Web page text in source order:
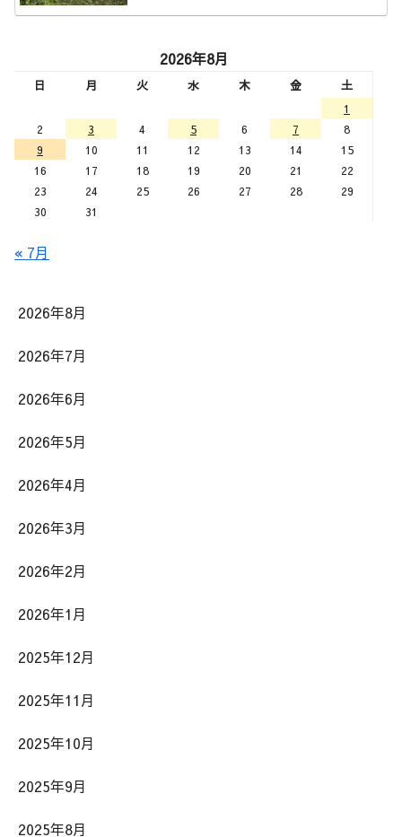
2026年8月
日 月 火 水 木 金
土
1
2
3 4 5 6 7
8
9
10 11 12 13 14
15
16
17 18 19 20 21
22
23
24 25 26 27 28
29
30
31
« 7月
2026年8月
2026年7月
2026年6月
2026年5月
2026年4月
2026年3月
2026年2月
2026年1月
2025年12月
2025年11月
2025年10月
2025年9月
2025年8月